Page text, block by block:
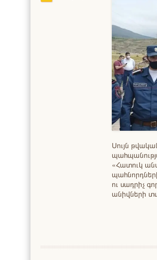
Սույն
«Հատուկ
ու սադրիչ
անիվների